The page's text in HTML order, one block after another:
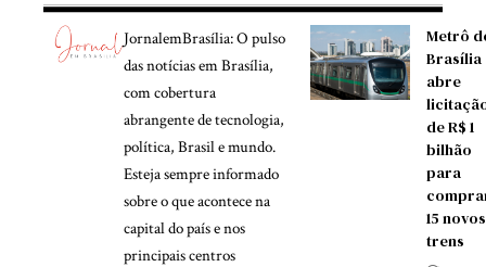
JornalemBrasília: O pulso
das notícias em Brasília,
com cobertura
abrangente de tecnologia,
política, Brasil e mundo.
Esteja sempre informado
sobre o que acontece na
capital do país e nos
principais centros
Metrô
Brasília
abre
de R$ 1
bilhão
para
15 novos
trens